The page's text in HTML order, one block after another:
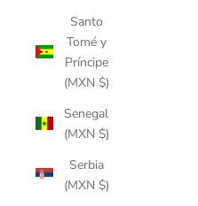
Santo
Tomé y
Príncipe
(MXN $)
Senegal
(MXN $)
Serbia
(MXN $)